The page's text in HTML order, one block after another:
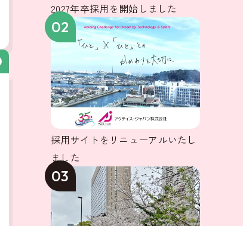
2027年卒採用を開始しました
02
採用サイトをリニューアルいたし
ました
03